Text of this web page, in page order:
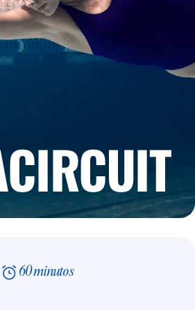
60 minutos